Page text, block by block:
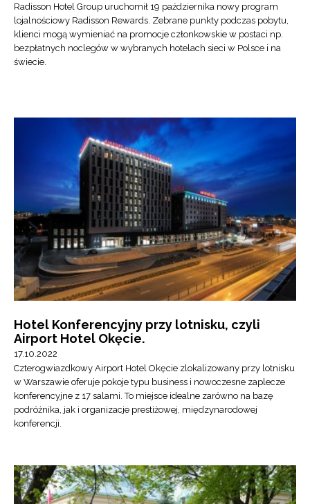
Radisson Hotel Group uruchomił 19 października nowy program
lojalnościowy Radisson Rewards. Zebrane punkty podczas pobytu,
klienci mogą wymieniać na promocje członkowskie w postaci np.
bezpłatnych noclegów w wybranych hotelach sieci w Polsce i na
świecie.
Hotel Konferencyjny przy lotnisku, czyli
Airport Hotel Okęcie.
17.10.2022
Czterogwiazdkowy Airport Hotel Okęcie zlokalizowany przy lotnisku
w Warszawie oferuje pokoje typu business i nowoczesne zaplecze
konferencyjne z 17 salami. To miejsce idealne zarówno na bazę
podróżnika, jak i organizacje prestiżowej, międzynarodowej
konferencji.